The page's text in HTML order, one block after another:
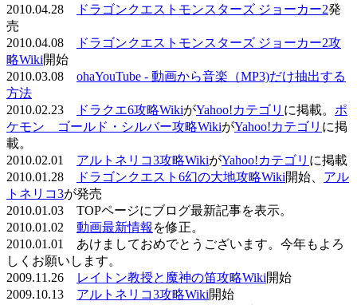
2010.04.28
ドラゴンクエストモンスターズ ジョーカー2発
売
2010.04.08
ドラゴンクエストモンスターズ ジョーカー2攻
略Wiki開始
2010.03.08 ohaYouTube - 動画から音楽（MP3)だけ抽出する
方法
2010.02.23
ドラクエ6攻略WikiがYahoo!カテゴリ に掲載。 ポ
ケモン ゴールド・シルバー攻略WikiがYahoo!カテゴリ に掲
載。
2010.02.01 アルトネリコ3攻略WikiがYahoo!カテゴリ に掲載
2010.01.28
ドラゴンクエスト6幻の大地攻略Wiki開始、 アル
トネリコ3が発売
2010.01.03 TOPページにブログ最新記事を表示。
2010.01.02 動画最新情報 を修正。
2010.01.01 あけましておめでとうございます。今年もよろ
しくお願いします。
2009.11.26
レイトン教授と魔神の笛攻略Wiki開始
2009.10.13 アルトネリコ3攻略Wiki開始